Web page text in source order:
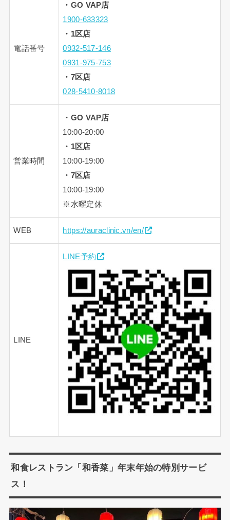
電話番号
・GO VAP店
1900-633323
・1区店
0932-517-146
0931-975-753
・7区店
028-5410-8018
営業時間
・GO VAP店
10:00-20:00
・1区店
10:00-19:00
・7区店
10:00-19:00
※水曜定休
WEB https://auraclinic.vn/en/
LINE
LINE予約
和食レストラン「和香菜」年末年始の特別サービ
ス！